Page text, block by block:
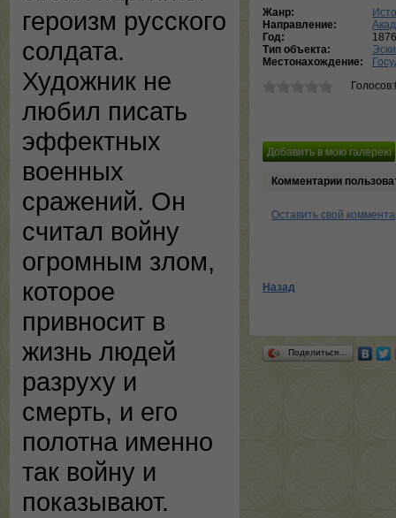
героизм русского
солдата.
Художник не
любил писать
эффектных
военных
сражений. Он
считал войну
огромным злом,
которое
привносит в
жизнь людей
разруху и
смерть, и его
полотна именно
так войну и
показывают.
Жанр:
Направление:
Год:
1876
Тип объекта:
Местонахождение:
Комментарии
Оставить свой
Назад
Поделиться…